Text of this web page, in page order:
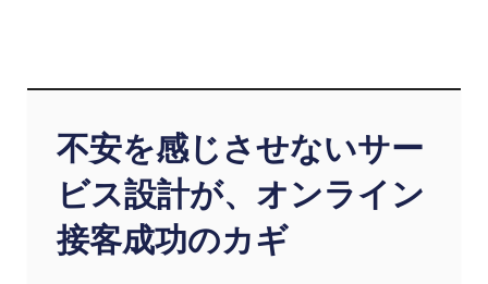
不安を感じさせないサー
ビス設計が、オンライン
接客成功のカギ